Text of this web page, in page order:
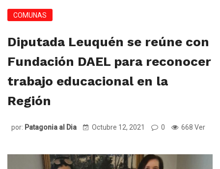
COMUNAS
Diputada Leuquén se reúne con
Fundación DAEL para reconocer
trabajo educacional en la
Región
por: Patagonia al Dia Octubre 12, 2021 0 668 Ver